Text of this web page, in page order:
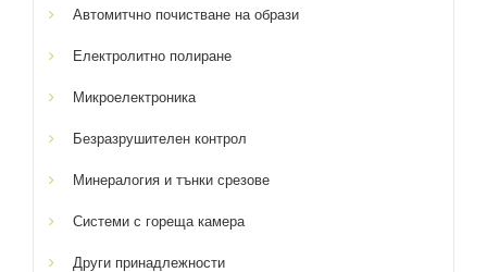
Автомитчно почистване на образи
Електролитно полиране
Микроелектроника
Безразрушителен контрол
Минералогия и тънки срезове
Системи с гореща камера
Други принадлежности